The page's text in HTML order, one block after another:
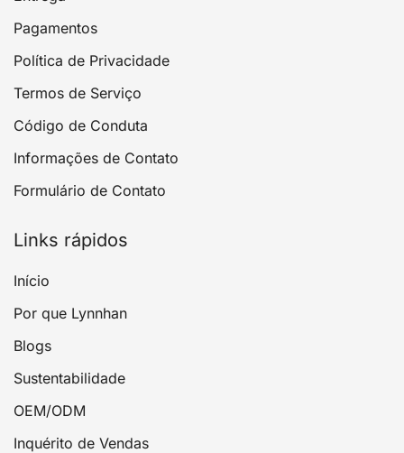
Pagamentos
Política de Privacidade
Termos de Serviço
Código de Conduta
Informações de Contato
Formulário de Contato
Links rápidos
Início
Por que Lynnhan
Blogs
Sustentabilidade
OEM/ODM
Inquérito de Vendas